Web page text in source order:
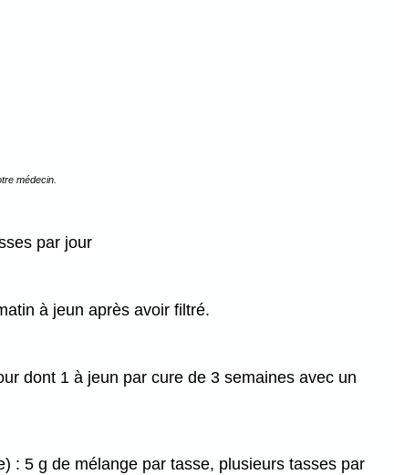
médecin.
par jour
à jeun après avoir filtré.
dont 1 à jeun par cure de 3 semaines avec un
: 5 g de mélange par tasse, plusieurs tasses par